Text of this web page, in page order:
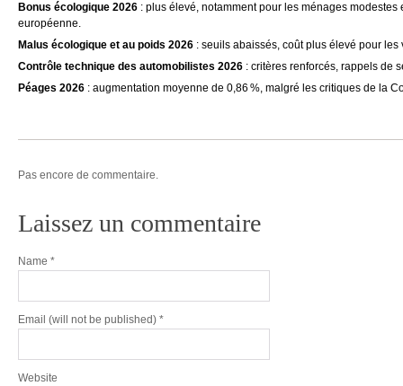
Bonus écologique 2026 : plus élevé, notamment pour les ménages
européenne.
Malus écologique et au poids 2026 : seuils abaissés, coût plus élevé pour
Contrôle technique des automobilistes 2026 : critères renforcés, rappels de
Péages 2026 : augmentation moyenne de 0,86 %, malgré les critiques de la
Pas encore de commentaire.
Laissez un commentaire
Name *
Email (will not be published) *
Website